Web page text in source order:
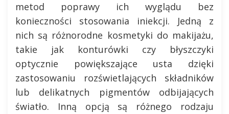
metod poprawy ich wyglądu bez
konieczności stosowania iniekcji. Jedną z
nich są różnorodne kosmetyki do makijażu,
takie jak konturówki czy błyszczyki
optycznie powiększające usta dzięki
zastosowaniu rozświetlających składników
lub delikatnych pigmentów odbijających
światło. Inną opcją są różnego rodzaju